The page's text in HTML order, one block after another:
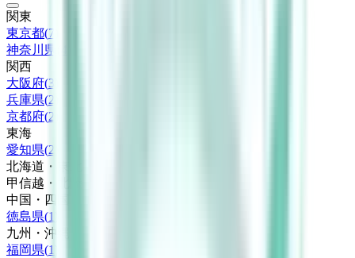
関東
東京都(7
神奈川県
関西
大阪府(3
兵庫県(2
京都府(2
東海
愛知県(2
北海道・東北
甲信越・北陸
中国・四国
徳島県(1
九州・沖縄
福岡県(1